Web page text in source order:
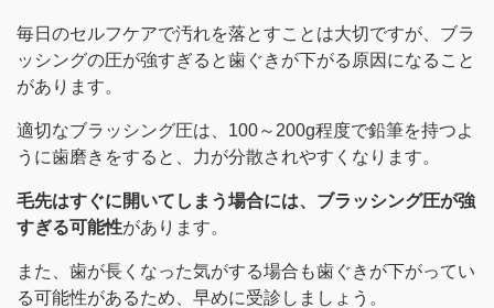
毎日のセルフケアで汚れを落とすことは大切ですが、ブラ
ッシングの圧が強すぎると歯ぐきが下がる原因になること
があります。
適切なブラッシング圧は、100～200g程度で鉛筆を持つよ
うに歯磨きをすると、力が分散されやすくなります。
毛先はすぐに開いてしまう場合には、ブラッシング圧が強
すぎる可能性があります。
また、歯が長くなった気がする場合も歯ぐきが下がってい
る可能性があるため、早めに受診しましょう。